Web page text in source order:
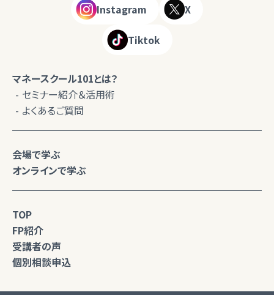
Instagram X
Tiktok
マネースクール101とは？
セミナー紹介＆活用術
よくあるご質問
会場で学ぶ
オンラインで学ぶ
TOP
FP紹介
受講者の声
個別相談申込